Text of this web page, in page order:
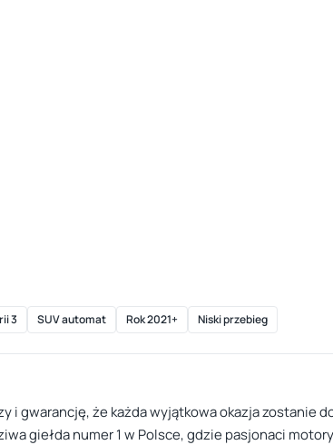
3 SUV automat Rok 2021+ Niski przebieg
i gwarancję, że każda wyjątkowa okazja zostanie
giełda numer 1 w Polsce, gdzie pasjonaci